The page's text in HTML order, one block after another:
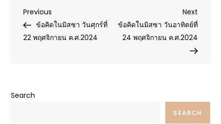
Post
navigation
Previous
Post
Previous
ข้อคิดในมิสซา วันศุกร์ที่
22 พฤศจิกายน ค.ศ.2024
Next
Post
Next
ข้อคิดในมิสซา วันอาทิตย์ที่
24 พฤศจิกายน ค.ศ.2024
Search
SEARCH